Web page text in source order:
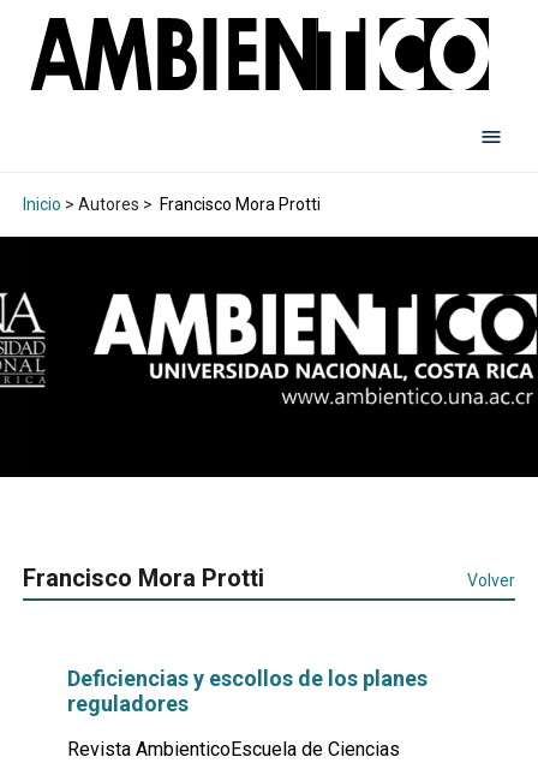
Inicio > Autores > Francisco Mora Protti
Francisco Mora Protti Volver
Deficiencias y escollos de los planes
reguladores
Revista AmbienticoEscuela de Ciencias